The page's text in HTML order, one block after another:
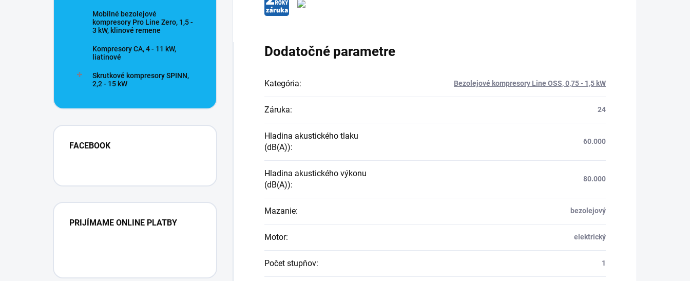
Mobilné bezolejové
kompresory Pro Line Zero, 1,5 -
3 kW, klinové remene
Kompresory CA, 4 - 11 kW,
liatinové
Skrutkové kompresory SPINN,
2,2 - 15 kW
FACEBOOK
PRIJÍMAME ONLINE PLATBY
Dodatočné parametre
Kategória: Bezolejové kompresory Line OSS, 0,75 - 1,5 kW
Záruka: 24
Hladina akustického tlaku
(dB(A)):
60.000
Hladina akustického výkonu
(dB(A)):
80.000
Mazanie: bezolejový
Motor: elektrický
Počet stupňov: 1